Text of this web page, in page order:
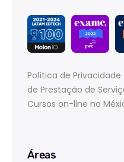
Política de
de Prestação de
Cursos on-line no
Áreas